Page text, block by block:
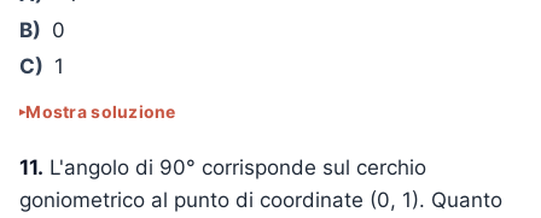
B) 0
C) 1
Mostra soluzione
11. L'angolo di 90° corrisponde sul cerchio
goniometrico al punto di coordinate (0, 1). Quanto